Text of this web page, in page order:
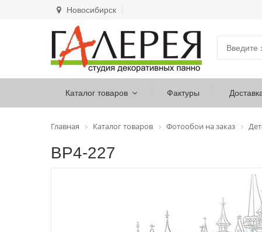
Новосибирск
Каталог товаров Фактуры
Главная Каталог товаров Фотообои на заказ
ВР4-227